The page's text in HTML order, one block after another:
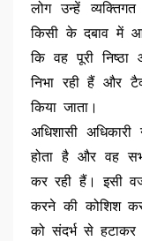
लोग उन्हें
किसी के दबाव में
कि वह पूरी निष्ठा
निभा रही हैं और
किया जाता।
अधिशासी
होता है और वह
कर रही हैं। इसी
करने की कोशिश
को संदर्भ से हटाकर